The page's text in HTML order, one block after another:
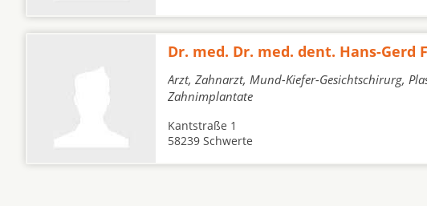
Dr. med. Dr. med. dent. Hans-Gerd
Arzt, Zahnarzt, Mund-Kiefer-Gesichtschirurg,
Zahnimplantate
Kantstraße 1
58239 Schwerte